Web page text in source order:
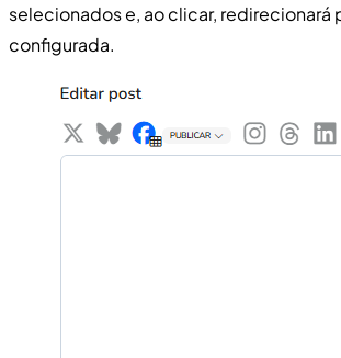
selecionados e, ao clicar, redirecionará
configurada.